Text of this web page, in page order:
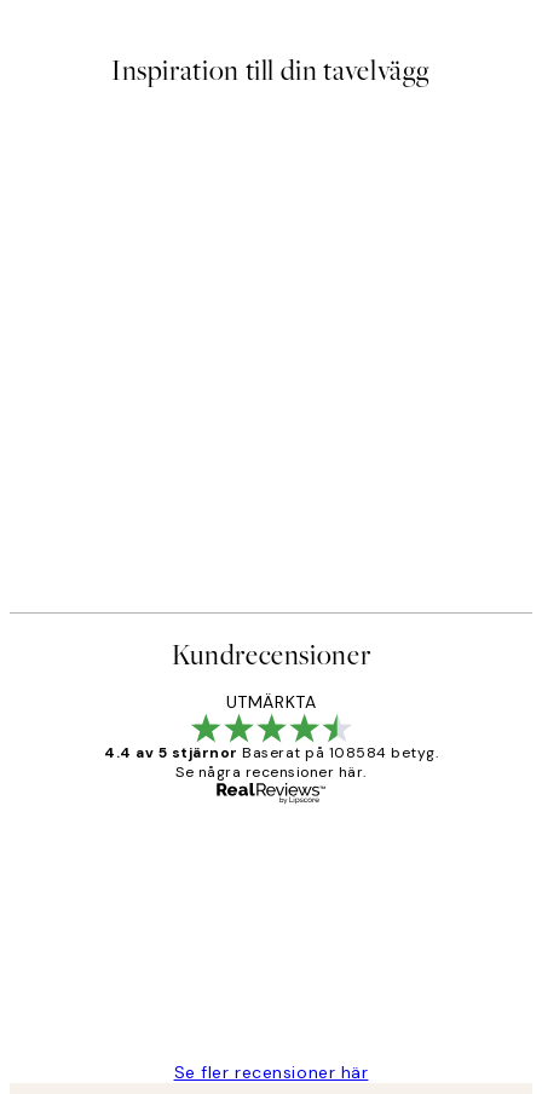
Inspiration till din tavelvägg
Kundrecensioner
UTMÄRKTA
4.4 av 5 stjärnor Baserat på 108584 betyg.
Se några recensioner här.
Se fler recensioner här